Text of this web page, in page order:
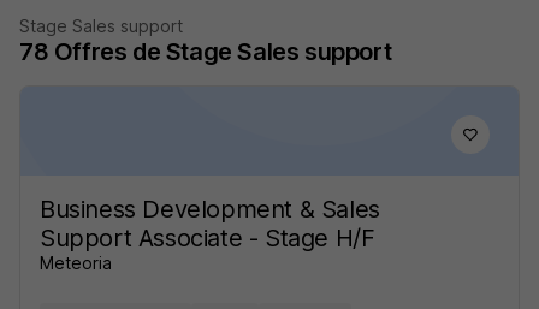
Stage Sales support
78 Offres de Stage Sales support
Business Development & Sales
Support Associate - Stage H/F
Meteoria